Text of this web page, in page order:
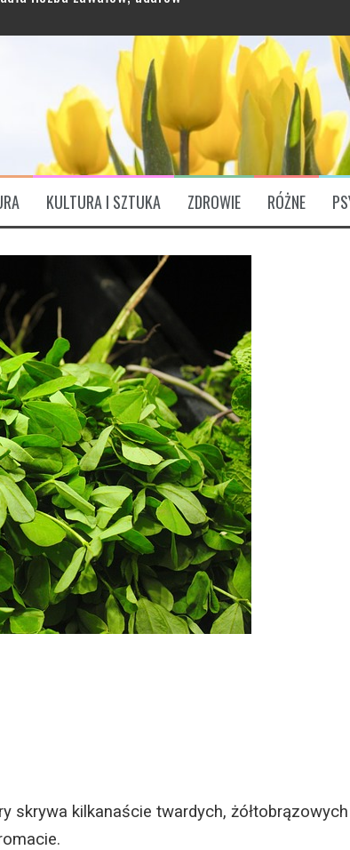
bogaty profil odżywczy
„Są Świętym Graalem”
liczba zawałów, udarów
KULTURA I SZTUKA ZDROWIE RÓŻNE
skrywa kilkanaście twardych, żółtobrązowych